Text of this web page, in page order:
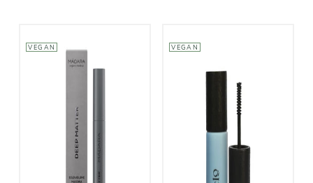
VEGAN
MÁDARA
Mascara Deep
Matter Volume
VEGAN
Mascara Soin